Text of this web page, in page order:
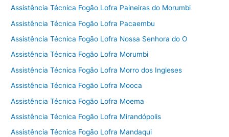
Assistência Técnica Fogão Lofra Paineiras do Morumbi
Assistência Técnica Fogão Lofra Pacaembu
Assistência Técnica Fogão Lofra Nossa Senhora do O
Assistência Técnica Fogão Lofra Morumbi
Assistência Técnica Fogão Lofra Morro dos Ingleses
Assistência Técnica Fogão Lofra Mooca
Assistência Técnica Fogão Lofra Moema
Assistência Técnica Fogão Lofra Mirandópolis
Assistência Técnica Fogão Lofra Mandaqui